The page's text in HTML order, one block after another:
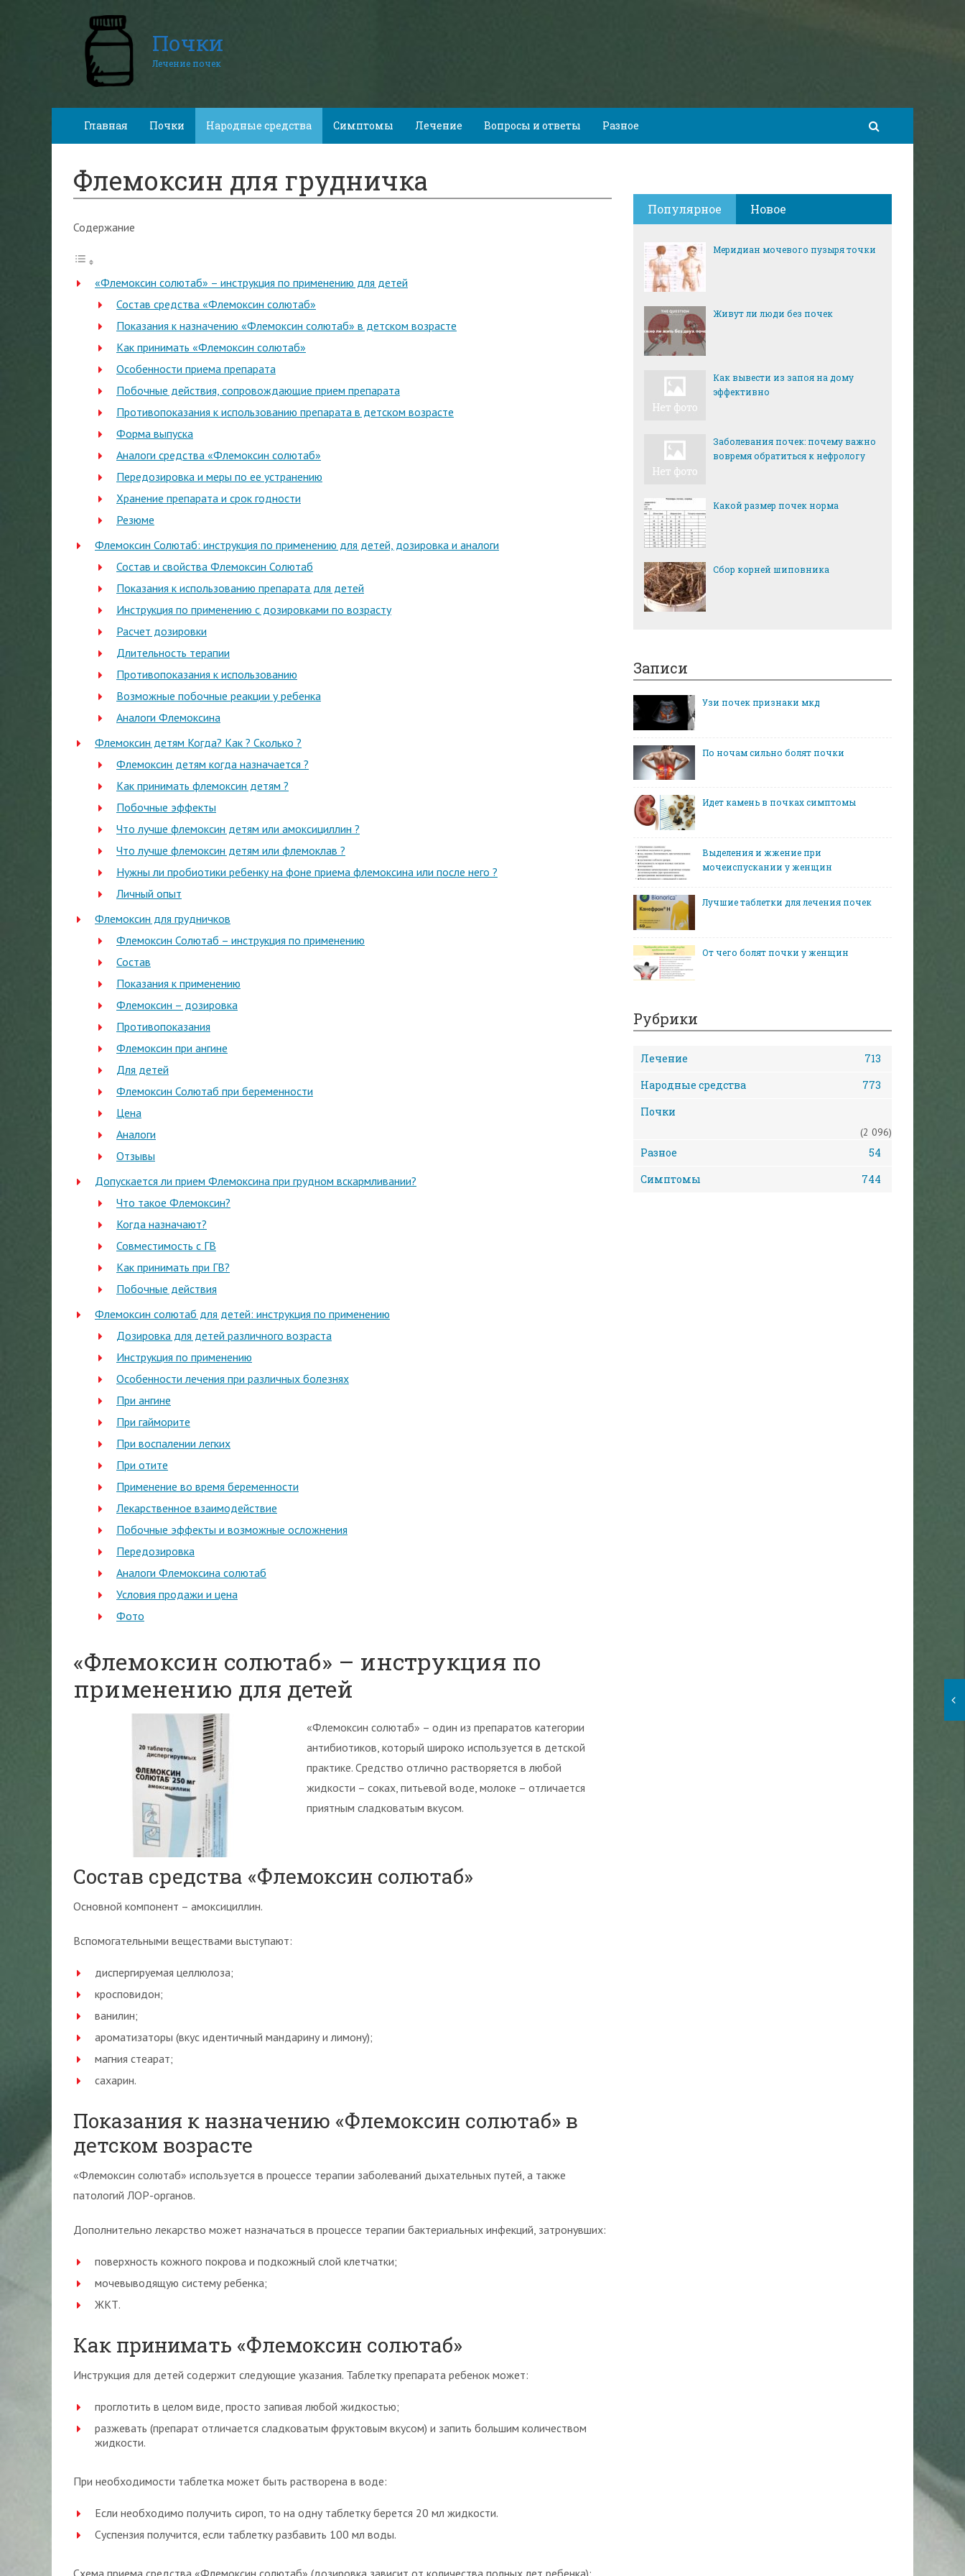
Почки
Лечение почек
Главная Почки Народные средства Симптомы Лечение Вопросы и ответы Разное
Флемоксин для грудничка
Содержание
«Флемоксин солютаб» – инструкция по применению для детей
Состав средства «Флемоксин солютаб»
Показания к назначению «Флемоксин солютаб» в детском возрасте
Как принимать «Флемоксин солютаб»
Особенности приема препарата
Побочные действия, сопровождающие прием препарата
Противопоказания к использованию препарата в детском возрасте
Форма выпуска
Аналоги средства «Флемоксин солютаб»
Передозировка и меры по ее устранению
Хранение препарата и срок годности
Резюме
Флемоксин Солютаб: инструкция по применению для детей, дозировка и аналоги
Состав и свойства Флемоксин Солютаб
Показания к использованию препарата для детей
Инструкция по применению с дозировками по возрасту
Расчет дозировки
Длительность терапии
Противопоказания к использованию
Возможные побочные реакции у ребенка
Аналоги Флемоксина
Флемоксин детям Когда? Как ? Сколько ?
Флемоксин детям когда назначается ?
Как принимать флемоксин детям ?
Побочные эффекты
Что лучше флемоксин детям или амоксициллин ?
Что лучше флемоксин детям или флемоклав ?
Нужны ли пробиотики ребенку на фоне приема флемоксина или после него ?
Личный опыт
Флемоксин для грудничков
Флемоксин Солютаб – инструкция по применению
Состав
Показания к применению
Флемоксин – дозировка
Противопоказания
Флемоксин при ангине
Для детей
Флемоксин Солютаб при беременности
Цена
Аналоги
Отзывы
Допускается ли прием Флемоксина при грудном вскармливании?
Что такое Флемоксин?
Когда назначают?
Совместимость с ГВ
Как принимать при ГВ?
Побочные действия
Флемоксин солютаб для детей: инструкция по применению
Дозировка для детей различного возраста
Инструкция по применению
Особенности лечения при различных болезнях
При ангине
При гайморите
При воспалении легких
При отите
Применение во время беременности
Лекарственное взаимодействие
Побочные эффекты и возможные осложнения
Передозировка
Аналоги Флемоксина солютаб
Условия продажи и цена
Фото
«Флемоксин солютаб» – инструкция по
применению для детей
«Флемоксин солютаб» – один из препаратов категории
антибиотиков, который широко используется в детской
практике. Средство отлично растворяется в любой
жидкости – соках, питьевой воде, молоке – отличается
приятным сладковатым вкусом.
Состав средства «Флемоксин солютаб»
Основной компонент – амоксициллин.
Вспомогательными веществами выступают:
диспергируемая целлюлоза;
кросповидон;
ванилин;
ароматизаторы (вкус идентичный мандарину и лимону);
магния стеарат;
сахарин.
Показания к назначению «Флемоксин солютаб» в
детском возрасте
«Флемоксин солютаб» используется в процессе терапии заболеваний дыхательных путей, а также
патологий ЛОР-органов.
Дополнительно лекарство может назначаться в процессе терапии бактериальных инфекций, затронувших:
поверхность кожного покрова и подкожный слой клетчатки;
мочевыводящую систему ребенка;
ЖКТ.
Как принимать «Флемоксин солютаб»
Инструкция для детей содержит следующие указания. Таблетку препарата ребенок может:
проглотить в целом виде, просто запивая любой жидкостью;
разжевать (препарат отличается сладковатым фруктовым вкусом) и запить большим количеством
жидкости.
При необходимости таблетка может быть растворена в воде:
Если необходимо получить сироп, то на одну таблетку берется 20 мл жидкости.
Суспензия получится, если таблетку разбавить 100 мл воды.
Схема приема средства «Флемоксин солютаб» (дозировка зависит от количества полных лет ребенка):
Популярное Новое
Меридиан мочевого пузыря точки
Живут ли люди без почек
Как вывести из запоя на дому
эффективно
Заболевания почек: почему важно
вовремя обратиться к нефрологу
Какой размер почек норма
Сбор корней шиповника
Записи
Узи почек признаки мкд
По ночам сильно болят почки
Идет камень в почках симптомы
Выделения и жжение при
мочеиспускании у женщин
Лучшие таблетки для лечения почек
От чего болят почки у женщин
Рубрики
Лечение
713
Народные средства
773
Почки
(2 096)
Разное
54
Симптомы
744